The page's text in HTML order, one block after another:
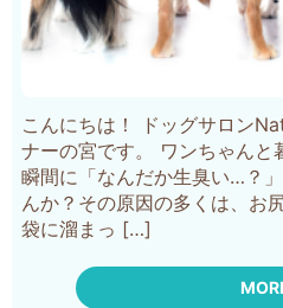
こんにちは！ ドッグサロン
ナーの宮です。 ワンちゃんと
瞬間に「なんだか生臭い…？
んか？その原因の多くは、お
袋に溜まっ […]